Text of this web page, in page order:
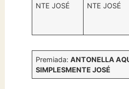
NTE JOSÉ
NTE JOSÉ
Premiada:ANTONELLA
SIMPLESMENTE JOSÉ